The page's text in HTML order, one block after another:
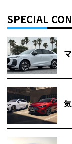
SPECIAL